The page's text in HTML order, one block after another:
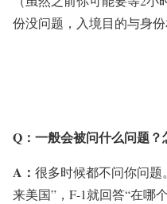
份没问题，入境目的与身份
Q： 一般会被问什么问题？
A： 很多时候都不问你问题
来美国”，F-1就回答“在哪